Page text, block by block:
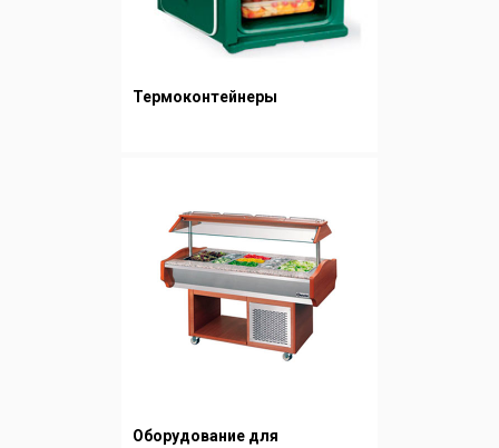
Термоконтейнеры
Оборудование для